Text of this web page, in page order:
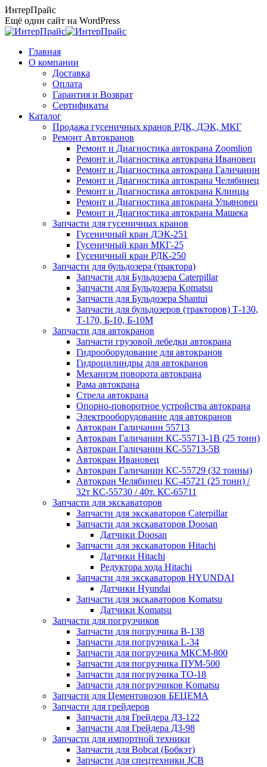
Перейти
к
содержанию
ИнтерПрайс
Ещё один сайт на WordPress
Главная
О компании
Доставка
Оплата
Гарантия и Возврат
Сертификаты
Каталог
Продажа гусеничных кранов РДК, ДЭК, МКГ
Ремонт Автокранов
Ремонт и Диагностика автокрана Zoomlion
Ремонт и Диагностика автокрана Ивановец
Ремонт и Диагностика автокрана Галичанин
Ремонт и Диагностика автокрана Челябинец
Ремонт и Диагностика автокрана Клинцы
Ремонт и Диагностика автокрана Ульяновец
Ремонт и Диагностика автокрана Машека
Запчасти для гусеничных кранов
Гусеничный кран ДЭК-251
Гусеничный кран МКГ-25
Гусеничный кран РДК-250
Запчасти для бульдозера (трактора)
Запчасти для Бульдозера Caterpillar
Запчасти для Бульдозера Komatsu
Запчасти для Бульдозера Shantui
Запчасти для бульдозеров (тракторов) Т-130,
Т-170, Б-10, Б-10М
Запчасти для автокранов
Запчасти грузовой лебедки автокрана
Гидрооборудование для автокранов
Гидроцилиндры для автокранов
Механизм поворота автокрана
Рама автокрана
Стрела автокрана
Опорно-поворотное устройства автокрана
Электрооборудование для автокранов
Автокран Галичанин 55713
Автокран Галичанин КС-55713-1В (25 тонн)
Автокран Галичанин КС-55713-5В
Автокран Ивановец
Автокран Галичанин КС-55729 (32 тонны)
Автокран Челябинец КС-45721 (25 тонн) /
32т КС-55730 / 40т. КС-65711
Запчасти для экскаваторов
Запчасти для экскаваторов Caterpillar
Запчасти для экскаваторов Doosan
Датчики Doosan
Запчасти для экскаваторов Hitachi
Датчики Hitachi
Редуктора хода Hitachi
Запчасти для экскаваторов HYUNDAI
Датчики Hyundai
Запчасти для экскаваторов Komatsu
Датчики Komatsu
Запчасти для погрузчиков
Запчасти для погрузчика B-138
Запчасти для погрузчика L-34
Запчасти для погрузчика МКСМ-800
Запчасти для погрузчика ПУМ-500
Запчасти для погрузчика ТО-18
Запчасти для погрузчиков Komatsu
Запчасти для Цементовозов БЕЦЕМА
Запчасти для грейдеров
Запчасти для Грейдера ДЗ-122
Запчасти для Грейдера ДЗ-98
Запчасти для импортной техники
Запчасти для Bobcat (Бобкэт)
Запчасти для спецтехники JCB